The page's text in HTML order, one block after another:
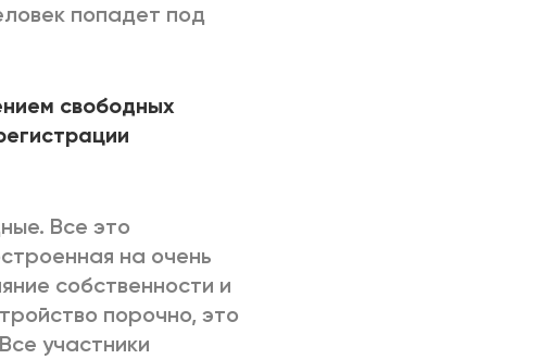
попадет под
свободных
Все это
на очень
собственности и
порочно, это
участники